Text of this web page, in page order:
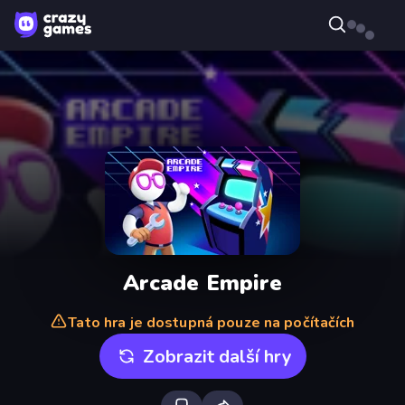
Arcade Empire
Tato hra je dostupná pouze na počítačích
Zobrazit další hry